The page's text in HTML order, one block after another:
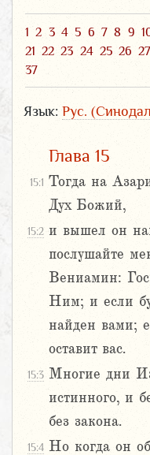
1 2 3 4 5 6 7 8 9
21 22 23 24 25 26 27
37
Язык: Рус.
Глава 15
15:1 Тогда на
Дух Божий,
15:2 и вышел он
послушайте
Вениамин:
Ним; и если
найден вами;
оставит вас.
15:3 Многие дни
истинного, и
без закона.
15:4 Но когда он